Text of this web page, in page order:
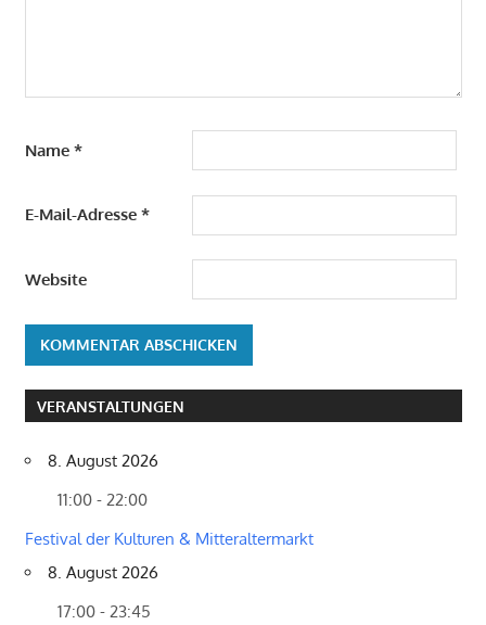
Name *
E-Mail-Adresse *
Website
VERANSTALTUNGEN
8. August 2026
11:00 - 22:00
Festival der Kulturen & Mitteraltermarkt
8. August 2026
17:00 - 23:45